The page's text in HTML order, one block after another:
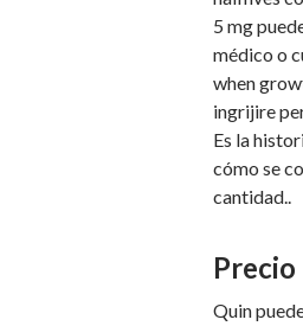
5 mg
médico o
when
ingrijire
Es la
cómo se
cantidad..
Quin